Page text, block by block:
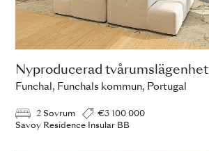
Nyproducerad tvårumslägenhet
Funchal, Funchals kommun, Portugal
2 Sovrum
€3 100 000
Savoy Residence Insular BB